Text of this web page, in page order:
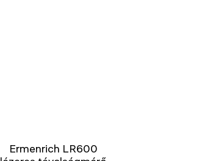
Ermenrich LR600